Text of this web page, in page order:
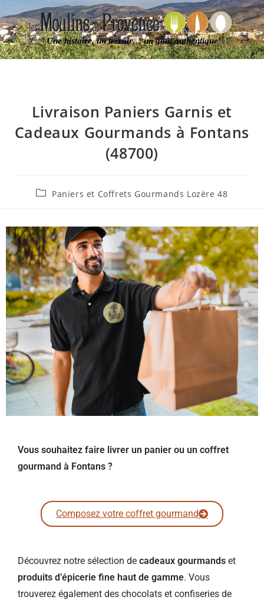
Une histoire, un terroir… un goût authentique
Livraison Paniers Garnis et
Cadeaux Gourmands à Fontans
(48700)
Paniers et Coffrets Gourmands Lozère 48
Vous souhaitez faire livrer un panier ou un coffret
gourmand à Fontans ?
Composez votre coffret gourmand
Découvrez notre sélection de cadeaux gourmands et
produits d’épicerie fine haut de gamme. Vous
trouverez également des chocolats et confiseries de